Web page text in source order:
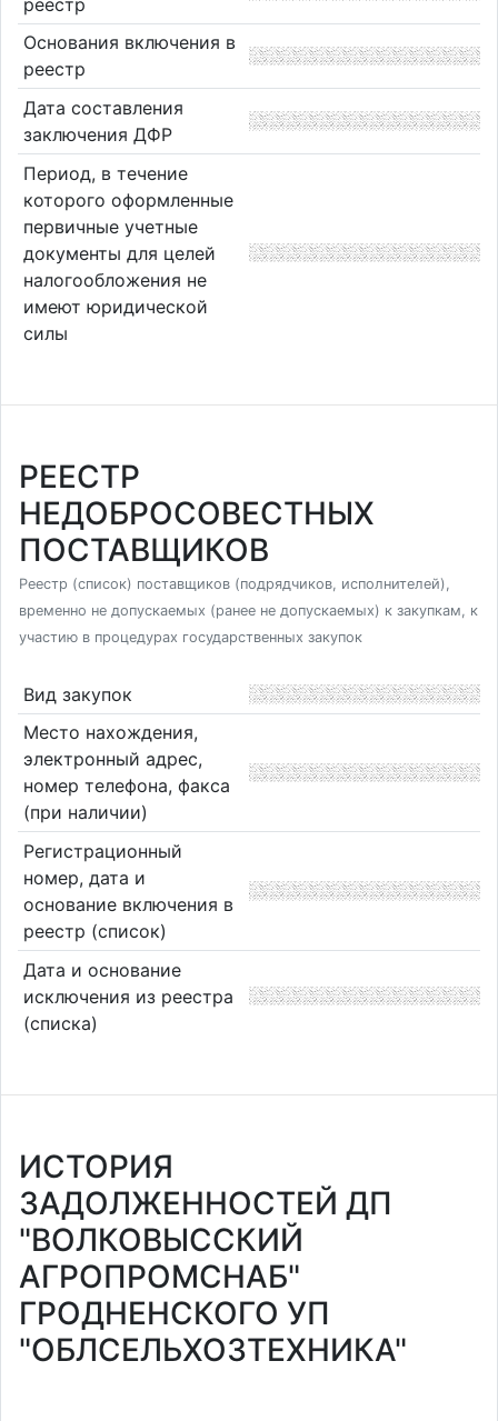
Основания включения в
реестр
Дата составления
заключения ДФР
Период, в течение
которого оформленные
первичные учетные
документы для целей
налогообложения не
имеют юридической
силы
РЕЕСТР
НЕДОБРОСОВЕСТНЫХ
ПОСТАВЩИКОВ
Реестр (список) поставщиков (подрядчиков, исполнителей),
временно не допускаемых (ранее не допускаемых) к закупкам, к
участию в процедурах государственных закупок
Вид закупок
Место нахождения,
электронный адрес,
номер телефона, факса
(при наличии)
Регистрационный
номер, дата и
основание включения в
реестр (список)
Дата и основание
исключения из реестра
(списка)
ИСТОРИЯ
ЗАДОЛЖЕННОСТЕЙ ДП
"ВОЛКОВЫССКИЙ
АГРОПРОМСНАБ"
ГРОДНЕНСКОГО УП
"ОБЛСЕЛЬХОЗТЕХНИКА"